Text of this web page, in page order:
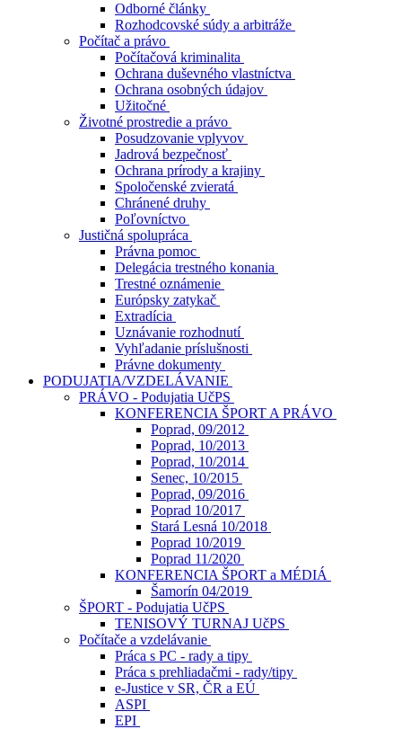
Odborné články
Rozhodcovské súdy a arbitráže
Počítač a právo
Počítačová kriminalita
Ochrana duševného vlastníctva
Ochrana osobných údajov
Užitočné
Životné prostredie a právo
Posudzovanie vplyvov
Jadrová bezpečnosť
Ochrana prírody a krajiny
Spoločenské zvieratá
Chránené druhy
Poľovníctvo
Justičná spolupráca
Právna pomoc
Delegácia trestného konania
Trestné oznámenie
Európsky zatykač
Extradícia
Uznávanie rozhodnutí
Vyhľadanie príslušnosti
Právne dokumenty
PODUJATIA/VZDELÁVANIE
PRÁVO - Podujatia UčPS
KONFERENCIA ŠPORT A PRÁVO
Poprad, 09/2012
Poprad, 10/2013
Poprad, 10/2014
Senec, 10/2015
Poprad, 09/2016
Poprad 10/2017
Stará Lesná 10/2018
Poprad 10/2019
Poprad 11/2020
KONFERENCIA ŠPORT a MÉDIÁ
Šamorín 04/2019
ŠPORT - Podujatia UčPS
TENISOVÝ TURNAJ UčPS
Počítače a vzdelávanie
Práca s PC - rady a tipy
Práca s prehliadačmi - rady/tipy
e-Justice v SR, ČR a EÚ
ASPI
EPI